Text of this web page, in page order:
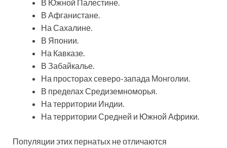
В Южной Палестине.
В Афганистане.
На Сахалине.
В Японии.
На Кавказе.
В Забайкалье.
На просторах северо-запада Монголии.
В пределах Средиземноморья.
На территории Индии.
На территории Средней и Южной Африки.
Популяции этих пернатых не отличаются